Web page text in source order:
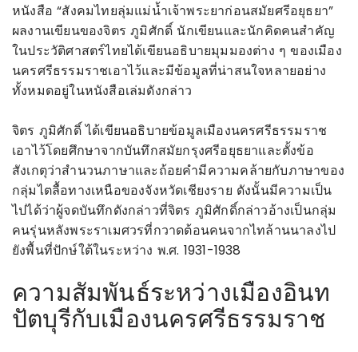
หนังสือ “สังคมไทยลุ่มแม่น้ำเจ้าพระยาก่อนสมัยศรีอยุธยา”
ผลงานเขียนของจิตร ภูมิศักดิ์ นักเขียนและนักคิดคนสำคัญ
ในประวัติศาสตร์ไทยได้เขียนอธิบายมุมมองต่าง ๆ ของเมือง
นครศรีธรรมราชเอาไว้และมีข้อมูลที่น่าสนใจหลายอย่าง
ทั้งหมดอยู่ในหนังสือเล่มดังกล่าว
จิตร ภูมิศักดิ์ ได้เขียนอธิบายข้อมูลเมืองนครศรีธรรมราช
เอาไว้โดยศึกษาจากบันทึกสมัยกรุงศรีอยุธยาและตั้งข้อ
สังเกตุว่าสำนวนภาษาและถ้อยคำมีความคล้ายกับภาษาของ
กลุ่มไตลื้อทางเหนือของจังหวัดเชียงราย ดังนั้นมีความเป็น
ไปได้ว่าผู้จดบันทึกดังกล่าวที่จิตร ภูมิศักดิ์กล่าวอ้างเป็นกลุ่ม
คนรุ่นหลังพระราเมศวรที่กวาดต้อนคนจากไทล้านนาลงไป
ยังพื้นที่ปักษ์ใต้ในระหว่าง พ.ศ. 1931-1938
ความสัมพันธ์ระหว่างเมืองอินท
ปัตบุรีกับเมืองนครศรีธรรมราช